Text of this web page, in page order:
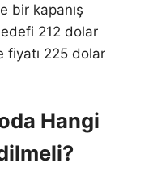
bir kapanış
212 dolar
fiyatı 225 dolar
Hangi